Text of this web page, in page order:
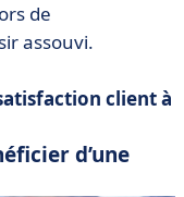
de
assouvi.
client à
d’une